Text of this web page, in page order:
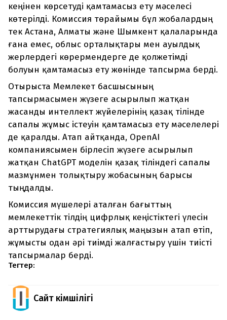
кеңінен көрсетуді қамтамасыз ету мәселесі
көтерілді. Комиссия төрайымы бұл жобалардың
тек Астана, Алматы және Шымкент қалаларында
ғана емес, облыс орталықтары мен ауылдық
жерлердегі көрермендерге де қолжетімді
болуын қамтамасыз ету жөнінде тапсырма берді.
Отырыста Мемлекет басшысының
тапсырмасымен жүзеге асырылып жатқан
жасанды интеллект жүйелерінің қазақ тілінде
сапалы жұмыс істеуін қамтамасыз ету мәселелері
де қаралды. Атап айтқанда, OpenAI
компаниясымен бірлесіп жүзеге асырылып
жатқан ChatGPT моделін қазақ тіліндегі сапалы
мазмұнмен толықтыру жобасының барысы
тыңдалды.
Комиссия мүшелері аталған бағыттың
мемлекеттік тілдің цифрлық кеңістіктегі үлесін
арттырудағы стратегиялық маңызын атап өтіп,
жұмысты одан әрі тиімді жалғастыру үшін тиісті
тапсырмалар берді.
Тегтер:
Сайт Әкімшілігі